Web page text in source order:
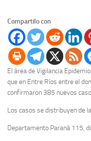
Compartilo con
El área de Vigilancia
que en Entre Ríos entre el
confirmaron 385 nuevos
Los casos se distribuyen de
Departamento Paraná 115,